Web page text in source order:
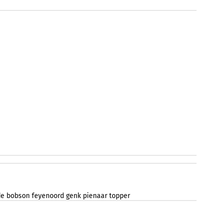
bobson feyenoord genk pienaar topper